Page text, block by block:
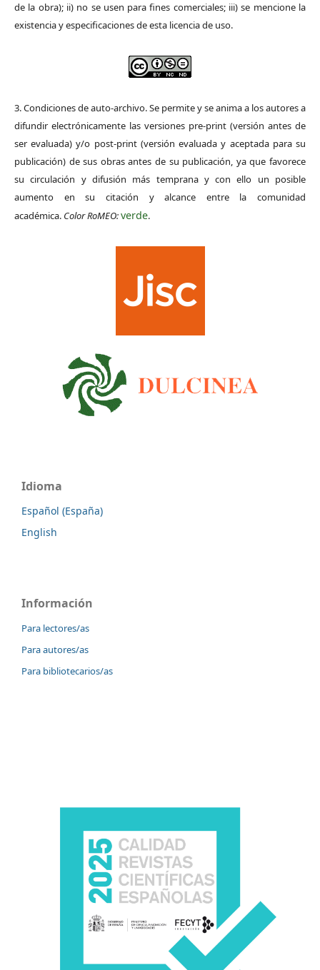
de la obra); ii) no se usen para fines comerciales; iii) se mencione la
existencia y especificaciones de esta licencia de uso.
3. Condiciones de auto-archivo. Se permite y se anima a los autores a
difundir electrónicamente las versiones pre-print (versión antes de
ser evaluada) y/o post-print (versión evaluada y aceptada para su
publicación) de sus obras antes de su publicación, ya que favorece
su circulación y difusión más temprana y con ello un posible
aumento en su citación y alcance entre la comunidad
académica. Color RoMEO:verde.
Idioma
Español (España)
English
Información
Para lectores/as
Para autores/as
Para bibliotecarios/as